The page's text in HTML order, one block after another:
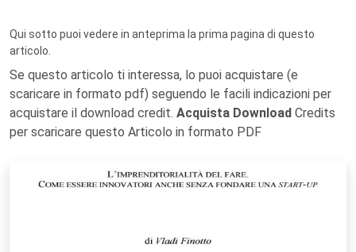
Qui sotto puoi vedere in anteprima la prima pagina di questo
articolo.
Se questo articolo ti interessa, lo puoi acquistare (e
scaricare in formato pdf) seguendo le facili indicazioni per
acquistare il download credit. Acquista Download Credits
per scaricare questo Articolo in formato PDF